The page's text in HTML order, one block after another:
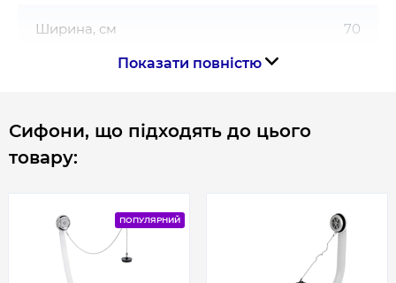
Ширина, см 70
Гарантія
Показати повністю
Сифони, що підходять до цього
товару:
ПОПУЛЯРНИЙ